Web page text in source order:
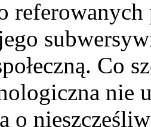
Co
nie
o